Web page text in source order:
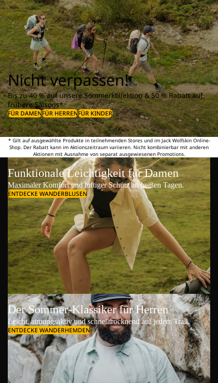
Nicht verpassen!
Bis zu 40 % auf unsere Sommerkollektion & 50 % Rabatt auf
frühere Saisons*
FÜR DAMENFÜR HERRENFÜR KINDER
* Gilt auf ausgewählte Produkte in teilnehmenden Stores und im Jack Wolfskin Online-
Shop. Der Rabatt kann im Aktionszeitraum variieren. Nicht kombinierbar mit anderen
Aktionen mit Ausnahme von separat ausgewiesenen Promotions.
Funktionale Leichtigkeit für Damen
Maximaler Komfort und luftiger Schutz an heißen Tagen.
ENTDECKE WANDERBLUSEN
Der Sommer-Klassiker für Herren
Leicht, atmungsaktiv und schnelltrocknend auf jedem Trail.
ENTDECKE WANDERHEMDEN